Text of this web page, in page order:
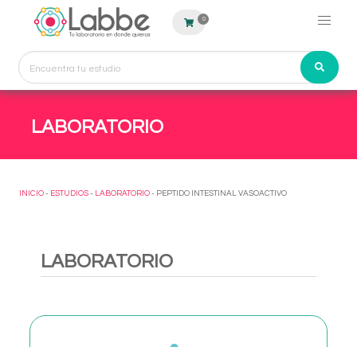
0
LABORATORIO
INICIO - ESTUDIOS - LABORATORIO - PEPTIDO INTESTINAL VASOACTIVO
LABORATORIO